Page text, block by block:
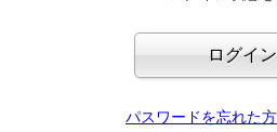
パスワードを忘れた